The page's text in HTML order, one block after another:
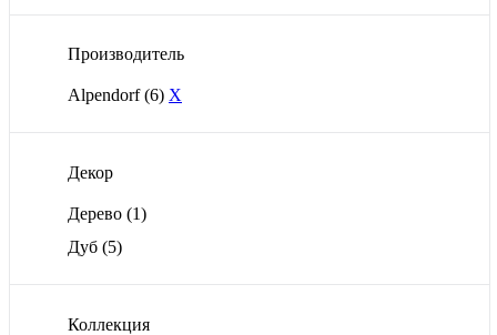
Производитель
Alpendorf(6) X
Декор
Дерево (1)
Дуб (5)
Коллекция